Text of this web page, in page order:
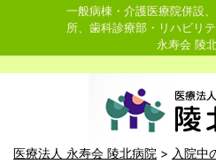
一般病棟・介護医療院併設
所、歯科診療部・リハビリ
永寿会 陵
医療法人 永寿会 陵北病院 > 入院中